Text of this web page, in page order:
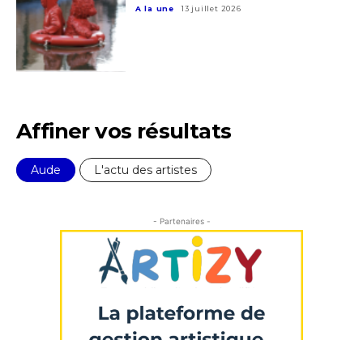
Prénom
J'accepte lestermes et conditions
Adresse email*
J'accepte lestermes et conditions
* Champ obligatoire
A la une 13 juillet 2026
Affiner vos résultats
Aude L'actu des artistes
- Partenaires -